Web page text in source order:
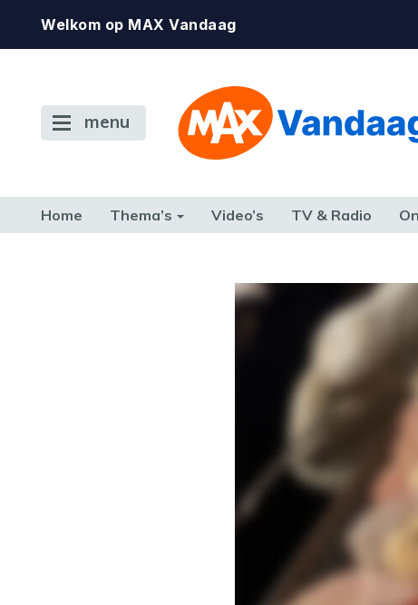
Welkom op MAX Vandaag
menu
Home Thema’s Video’s TV & Radio